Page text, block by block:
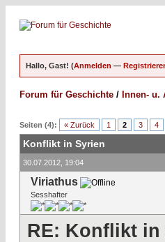
Hallo, Gast! (Anmelden —
Forum für Geschichte / Innen- u.
Seiten (4): « Zurück 1 2 3 4
Konflikt in Syrien
30.07.2012, 19:04
Viriathus
Sesshafter
RE: Konflikt in